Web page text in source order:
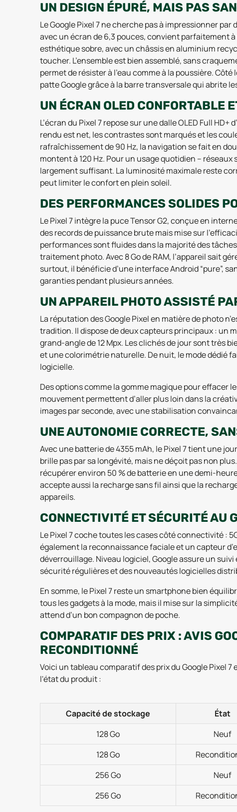
UN DESIGN ÉPURÉ, MAIS PAS
Le Google Pixel 7 ne cherche pas à impressionner
avec un écran de 6,3 pouces, convient parfaitement
esthétique sobre, avec un châssis en aluminium
toucher. L’ensemble est bien assemblé, sans
permet de résister à l’eau comme à la poussière.
patte Google grâce à la barre transversale qui abrite
UN ÉCRAN OLED CONFORTABLE
L’écran du Pixel 7 repose sur une dalle OLED Full
rendu est net, les contrastes sont marqués et les
rafraîchissement de 90 Hz, la navigation se fait en
montent à 120 Hz. Pour un usage quotidien – réseaux
largement suffisant. La luminosité maximale reste
peut limiter le confort en plein soleil.
DES PERFORMANCES SOLIDES
Le Pixel 7 intègre la puce Tensor G2, conçue en
des records de puissance brute mais mise sur
performances sont fluides dans la majorité des
traitement photo. Avec 8 Go de RAM, l’appareil sait
surtout, il bénéficie d’une interface Android “pure”,
garanties pendant plusieurs années.
UN APPAREIL PHOTO ASSISTÉ
La réputation des Google Pixel en matière de photo
tradition. Il dispose de deux capteurs principaux : un
grand-angle de 12 Mpx. Les clichés de jour sont très
et une colorimétrie naturelle. De nuit, le mode dédié
logicielle.
Des options comme la gomme magique pour effacer
mouvement permettent d’aller plus loin dans la
images par seconde, avec une stabilisation
UNE AUTONOMIE CORRECTE,
Avec une batterie de 4355 mAh, le Pixel 7 tient une
brille pas par sa longévité, mais ne déçoit pas non
récupérer environ 50 % de batterie en une demi-
accepte aussi la recharge sans fil ainsi que la
appareils.
CONNECTIVITÉ ET SÉCURITÉ AU
Le Pixel 7 coche toutes les cases côté connectivité :
également la reconnaissance faciale et un capteur
déverrouillage. Niveau logiciel, Google assure un
sécurité régulières et des nouveautés logicielles
En somme, le Pixel 7 reste un smartphone bien
tous les gadgets à la mode, mais il mise sur la
attend d’un bon compagnon de poche.
COMPARATIF DES PRIX : AVIS
RECONDITIONNÉ
Voici un tableau comparatif des prix du Google Pixel
l'état du produit :
Capacité de stockage État
128 Go
Neuf
128 Go
256 Go
Neuf
256 Go